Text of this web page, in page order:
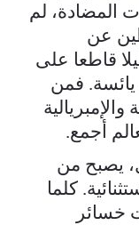
المضادة، لم
عن
قاطعا على
فمن
أجمع.
يصبح من
كلما
خسائر